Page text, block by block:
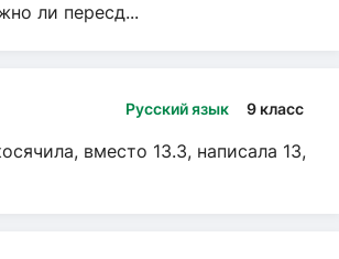
ли пересд...
Русский язык 9 класс
вместо 13.3, написала 13,